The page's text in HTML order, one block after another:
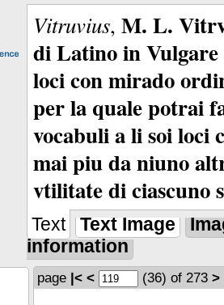
Vitruvius, M. L.
di Latino in Vulgare
loci con mirado
per la quale potrai
vocabuli a li soi loci
mai piu da niuno
vtilitate di ciascuno
Text Text Image
information
page |< < (36) of 273 >